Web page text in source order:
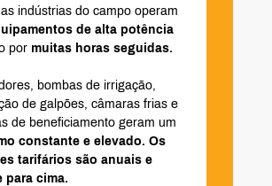
indústrias do campo operam
de alta potência
por muitas horas seguidas.
bombas de irrigação,
de galpões, câmaras frias e
de beneficiamento geram um
constante e elevado. Os
tarifários são anuais e
para cima.